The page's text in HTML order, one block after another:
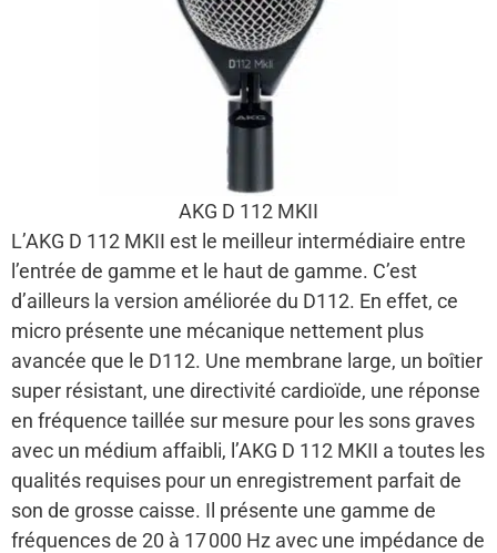
AKG D 112 MKII
L’AKG D 112 MKII est le meilleur intermédiaire entre
l’entrée de gamme et le haut de gamme. C’est
d’ailleurs la version améliorée du D112. En effet, ce
micro présente une mécanique nettement plus
avancée que le D112. Une membrane large, un boîtier
super résistant, une directivité cardioïde, une réponse
en fréquence taillée sur mesure pour les sons graves
avec un médium affaibli, l’AKG D 112 MKII a toutes les
qualités requises pour un enregistrement parfait de
son de grosse caisse. Il présente une gamme de
fréquences de 20 à 17 000 Hz avec une impédance de